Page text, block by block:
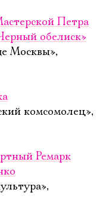
Петра
обелиск»
Москвы»,
комсомолец»,
Ремарк